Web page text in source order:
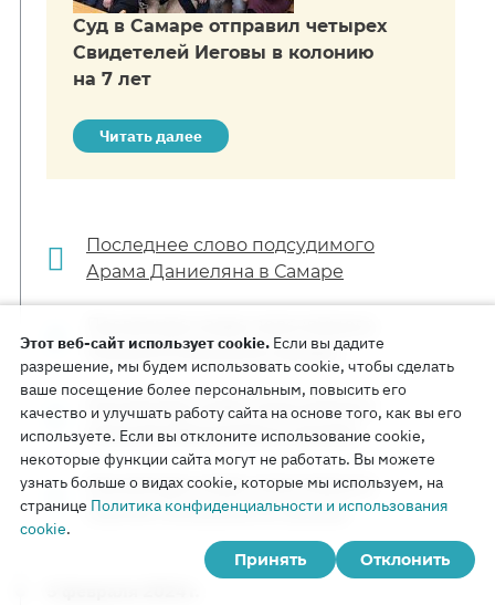
Суд в Самаре отправил четырех
Свидетелей Иеговы в колонию
на 7 лет
Читать далее
Последнее слово подсудимого
Арама Даниеляна в Самаре
Дениса Кузянина в Самаре
Последнее слово подсудимого
Николая Васильева в Самаре
Последнее слово подсудимого
Сергея Полосенко в Самаре
Этот веб-сайт использует cookie. Если вы дадите
разрешение, мы будем использовать cookie, чтобы сделать
ваше посещение более персональным, повысить его
качество и улучшать работу сайта на основе того, как вы его
используете. Если вы отклоните использование cookie,
некоторые функции сайта могут не работать. Вы можете
узнать больше о видах cookie, которые мы используем, на
странице Политика конфиденциальности и использования
cookie.
Принять
Отклонить